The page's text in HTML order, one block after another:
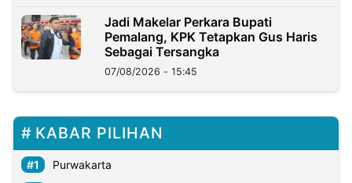
Jadi Makelar Perkara Bupati
Pemalang, KPK Tetapkan Gus Haris
Sebagai Tersangka
07/08/2026 - 15:45
KABAR PILIHAN
Purwakarta